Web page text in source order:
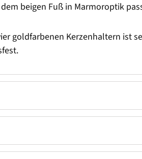
beigen Fuß in Marmoroptik
goldfarbenen Kerzenhaltern ist